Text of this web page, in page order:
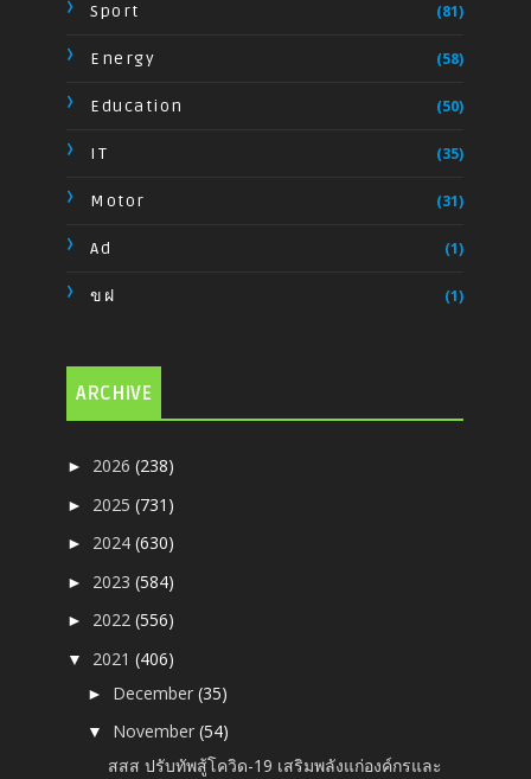
Sport (81)
Energy (58)
Education (50)
IT (35)
Motor (31)
Ad (1)
ขฝ (1)
ARCHIVE
► 2026(238)
► 2025(731)
► 2024(630)
► 2023(584)
► 2022(556)
▼ 2021(406)
► December(35)
▼ November(54)
สสส ปรับทัพสู้โควิด-19 เสริมพลังแก่องค์กรและ